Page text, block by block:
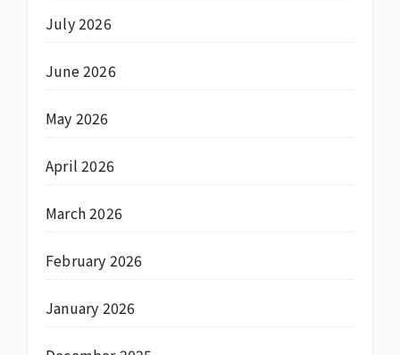
July 2026
June 2026
May 2026
April 2026
March 2026
February 2026
January 2026